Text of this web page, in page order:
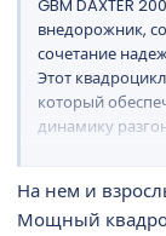
GBM DAXTER
внедорожник,
сочетание
Этот
который
динамику
ключевых
комфортную
высокий
На нем и
Мощный